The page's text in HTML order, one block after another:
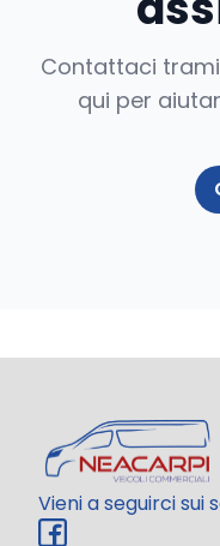
Contattaci
qui per
Vieni a seguirci sui